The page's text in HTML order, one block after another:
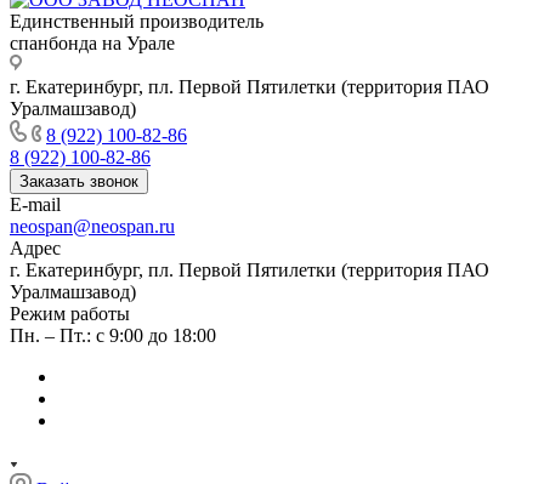
Единственный производитель
спанбонда на Урале
г. Екатеринбург, пл. Первой Пятилетки (территория ПАО
Уралмашзавод)
8 (922) 100-82-86
8 (922) 100-82-86
Заказать звонок
E-mail
neospan@neospan.ru
Адрес
г. Екатеринбург, пл. Первой Пятилетки (территория ПАО
Уралмашзавод)
Режим работы
Пн. – Пт.: с 9:00 до 18:00